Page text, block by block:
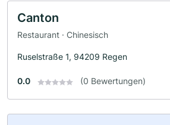
Canton
Restaurant · Chinesisch
Ruselstraße 1, 94209 Regen
0.0 (0 Bewertungen)